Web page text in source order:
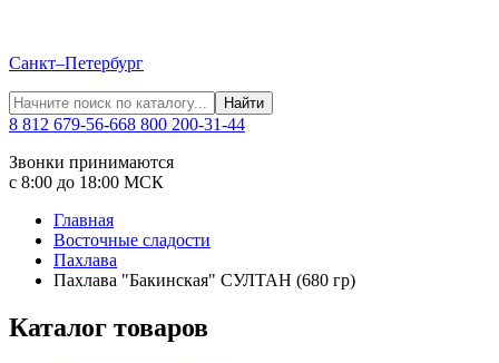
Санкт–Петербург
Найти
8 812 679-56-668 800 200-31-44
Звонки принимаются
с 8:00 до 18:00 МСК
Главная
Восточные сладости
Пахлава
Пахлава "Бакинская" СУЛТАН (680 гр)
Каталог товаров